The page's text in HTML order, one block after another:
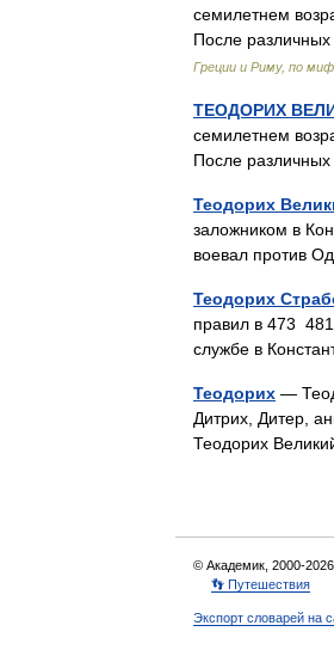
семилетнем
После
Греции и Риму, по
ТЕОДОРИХ
семилетнем
После
Теодорих
заложником в
воевал против
Теодорих
правил в 473
службе в
Теодорих —
Дитрих, Дитер,
Теодорих
© Академик, 2000-2026
👣 Путешествия
Экспорт словарей на